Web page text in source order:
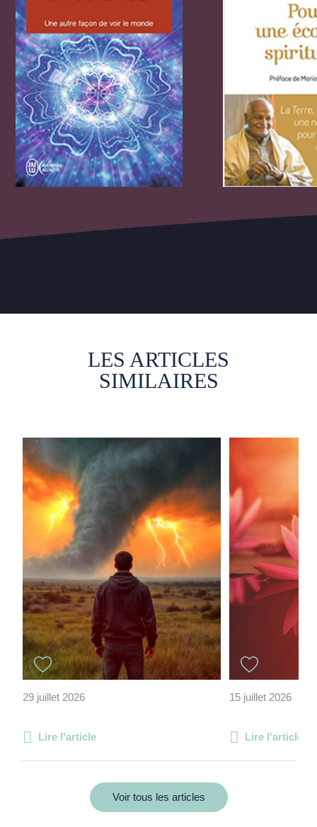
LES ARTICLES
SIMILAIRES
29 juillet 2026
Lire l'article
15 juillet 2026
Lire l'article
Voir tous les articles